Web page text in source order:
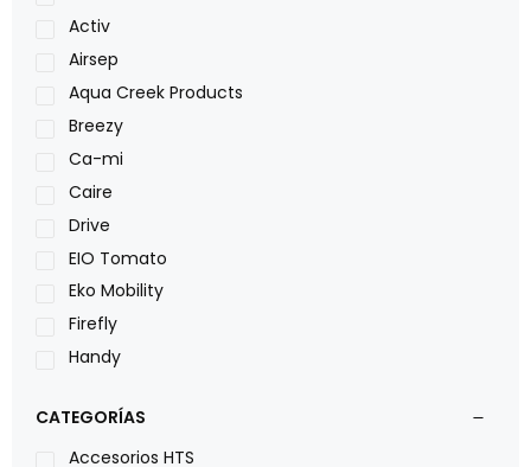
Activ
Airsep
Aqua Creek Products
Breezy
Ca-mi
Caire
Drive
EIO Tomato
Eko Mobility
Firefly
Handy
Leggero
Lumex
CATEGORÍAS
Accesorios HTS